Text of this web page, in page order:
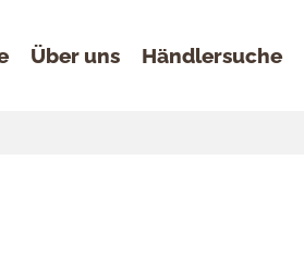
Über uns Händlersuche